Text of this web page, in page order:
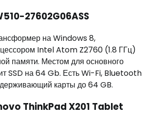
27602G06ASS
на Windows 8,
Intel Atom Z2760 (1.8 ГГц)
памяти. Местом для основного
SSD на 64 Gb. Есть Wi-Fi, Bluetooth
карты до 64 GB.
ThinkPad X201 Tablet